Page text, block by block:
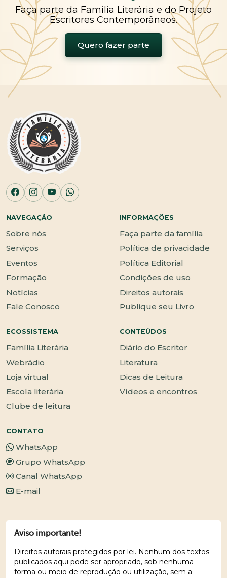
Faça parte da Família Literária e do Projeto
Escritores Contemporâneos.
Quero fazer parte
NAVEGAÇÃO
Sobre nós
Serviços
Eventos
Formação
Notícias
Fale Conosco
INFORMAÇÕES
Faça parte da família
Política de privacidade
Política Editorial
Condições de uso
Direitos autorais
Publique seu Livro
ECOSSISTEMA
Família Literária
Webrádio
Loja virtual
Escola literária
Clube de leitura
CONTEÚDOS
Diário do Escritor
Literatura
Dicas de Leitura
Vídeos e encontros
CONTATO
WhatsApp
Grupo WhatsApp
Canal WhatsApp
E-mail
Aviso importante!
Direitos autorais protegidos por lei. Nenhum dos textos
publicados aqui pode ser apropriado, sob nenhuma
forma ou meio de reprodução ou utilização, sem a